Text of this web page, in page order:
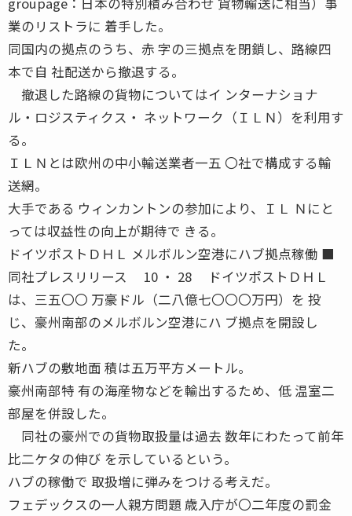
業のリストラに 着手した。
同国内の拠点のうち、赤 字の三拠点を閉鎖し、路線四
本で自 社配送から撤退する。
撤退した路線の貨物についてはイ ンターナショナ
ル・ロジスティクス・ ネットワーク（ＩＬＮ）を利用す
る。
ＩＬＮとは欧州の中小輸送業者一五 〇社で構成する輸
送網。
大手である ウィンカントンの参加により、ＩＬ Ｎにと
っては収益性の向上が期待で きる。
ドイツポストＤＨＬ メルボルン空港にハブ拠点稼働 ■
同社プレスリリース 10 ・ 28 ドイツポストＤＨＬ
は、三五〇〇 万豪ドル（二八億七〇〇〇万円）を 投
じ、豪州南部のメルボルン空港にハ ブ拠点を開設し
た。
新ハブの敷地面 積は五万平方メートル。
豪州南部特 有の海産物などを輸出するため、低 温室二
部屋を併設した。
同社の豪州での貨物取扱量は過去 数年にわたって前年
比二ケタの伸び を示しているという。
ハブの稼働で 取扱増に弾みをつける考えだ。
フェデックスの一人親方問題 歳入庁が〇二年度の罰金